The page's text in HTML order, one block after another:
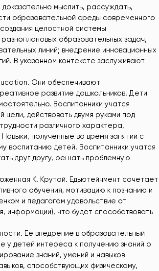
мыслить, рассуждать,
образовательной среды современного
целостной системы
образовательных задач,
линий; внедрение инновационных
В указанном контексте заслуживают
Они обеспечивают
развитие дошкольников. Дети
Воспитанники учатся
действовать двумя руками под
различного характера,
полученные во время занятий с
воспитанию детей. Воспитанники учатся
друг другу, решать проблемную
К. Крутой. Едьютейнмент сочетает
обучения, мотивацию к познанию и
и педагогом удовольствие от
информации), что будет способствовать
Ее внедрение в образовательный
у детей интереса к получению знаний о
знаний, умений и навыков
способствующих физическому,